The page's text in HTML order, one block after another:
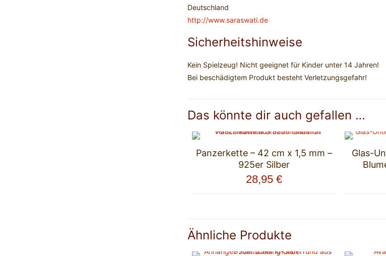
Deutschland
http://www.saraswati.de
Sicherheitshinweise
Kein Spielzeug! Nicht geeignet für Kinder unter 14 Jahren!
Bei beschädigtem Produkt besteht Verletzungsgefahr!
Das könnte dir auch gefallen …
Panzerkette – 42 cm x 1,5 mm –
925er Silber
28,95 €
Glas-
Ähnliche Produkte